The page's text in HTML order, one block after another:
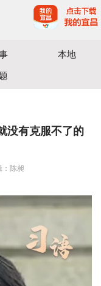
本地
没有克服不了的
：陈昶